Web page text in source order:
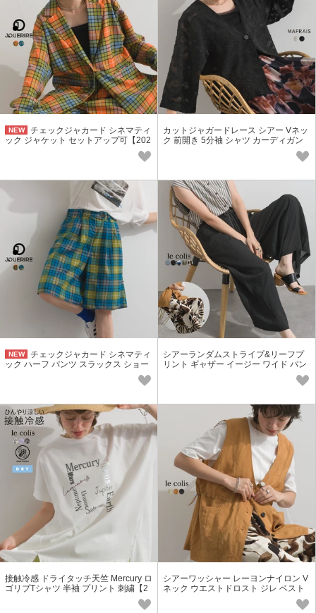
NEW
チェックジャカード シネマティ
ック ジャケット セットアップ可【202
カットジャガードレース シアー Vネッ
ク 前開き 5分袖 シャツ カーディガン
NEW
チェックジャカード シネマティ
ック ハーフ パンツ スラックス ショー
ツ セットアップ可【2026秋冬新作】
シアーランダムストライプ&リーフプ
リント ギャザー イージー ワイド パン
接触冷感 ドライタッチ天竺 Mercury ロ
ゴリブTシャツ 半袖 プリント 刺繍【2
シアーワッシャー レーヨンナイロン V
ネック ウエストドロスト ジレ ベスト